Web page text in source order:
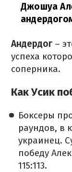
Джошуа
Андердог –
успеха
соперника.
Как Усик
Боксеры
раундов, в
украинец.
победу
115:113.